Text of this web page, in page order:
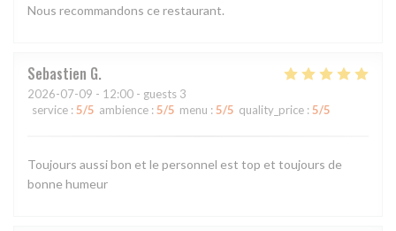
Nous recommandons ce restaurant.
Sebastien G
2026-07-09 - 12:00 - guests 3
service : 5/5 ambience : 5/5 menu : 5/5 quality_price : 5/5
Toujours aussi bon et le personnel est top et toujours de
bonne humeur